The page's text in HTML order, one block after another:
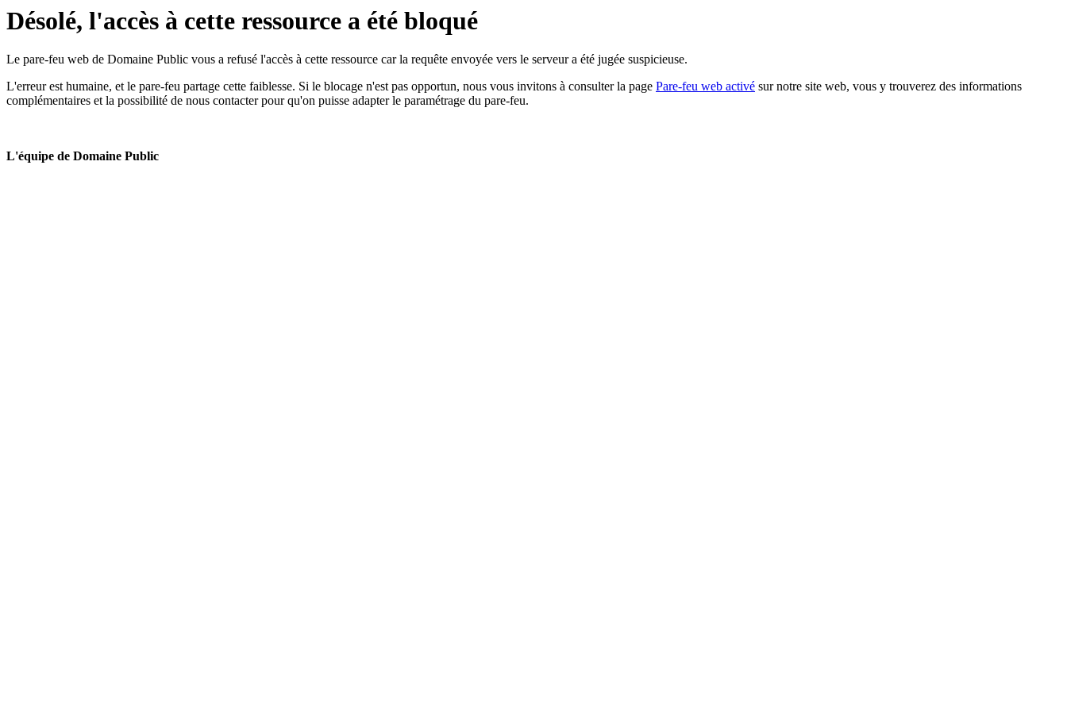
Désolé, l'accès à cette ressource a été bloqué
Le pare-feu web de Domaine Public vous a refusé l'accès à cette ressource car la requête envoyée vers le serveur a été jugée suspicieuse.
L'erreur est humaine, et le pare-feu partage cette faiblesse. Si le blocage n'est pas opportun, nous vous invitons à consulter la page Pare-feu web activé sur notre site web, vous y trouverez des informations
complémentaires et la possibilité de nous contacter pour qu'on puisse adapter le paramétrage du pare-feu.
L'équipe de Domaine Public